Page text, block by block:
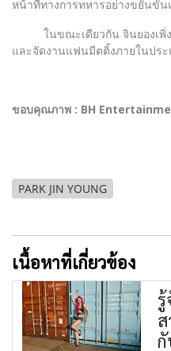
หน้าที่ทางการทหารอย่างขยันขัน
ในขณะเดียวกัน จินยองเพิ่งป
และจัดงานแฟนมีตติ้งภายในปร
ขอบคุณภาพ : BH
PARK JIN YOUNG
เนื้อหาที่เกี่ยวข้อง
กั